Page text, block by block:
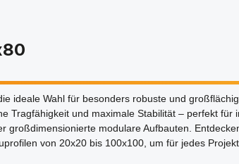
ideale Wahl für besonders robuste und
Tragfähigkeit und maximale Stabilität – perfekt für
großdimensionierte modulare Aufbauten.
von 20x20 bis 100x100, um für jedes